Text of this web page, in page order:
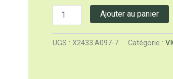
3/8
Ajouter au panier
UGS : X2433.A097-7 Catégorie :